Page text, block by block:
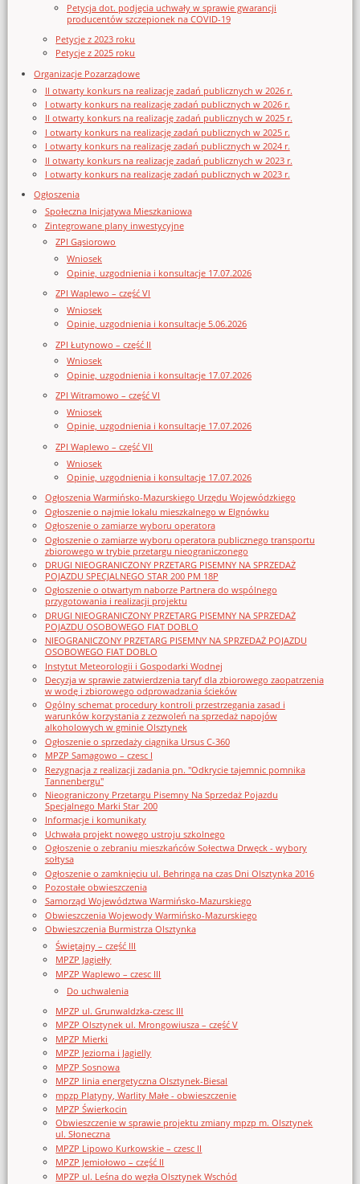
Petycja dot. podjęcia uchwały w sprawie gwarancji
producentów szczepionek na COVID-19
Petycje z 2023 roku
Petycje z 2025 roku
Organizacje Pozarządowe
II otwarty konkurs na realizację zadań publicznych w 2026 r.
I otwarty konkurs na realizację zadań publicznych w 2026 r.
II otwarty konkurs na realizację zadań publicznych w 2025 r.
I otwarty konkurs na realizację zadań publicznych w 2025 r.
I otwarty konkurs na realizację zadań publicznych w 2024 r.
II otwarty konkurs na realizację zadań publicznych w 2023 r.
I otwarty konkurs na realizację zadań publicznych w 2023 r.
Ogłoszenia
Społeczna Inicjatywa Mieszkaniowa
Zintegrowane plany inwestycyjne
ZPI Gąsiorowo
Wniosek
Opinie, uzgodnienia i konsultacje 17.07.2026
ZPI Waplewo – część VI
Wniosek
Opinie, uzgodnienia i konsultacje 5.06.2026
ZPI Łutynowo – część II
Wniosek
Opinie, uzgodnienia i konsultacje 17.07.2026
ZPI Witramowo – część VI
Wniosek
Opinie, uzgodnienia i konsultacje 17.07.2026
ZPI Waplewo – część VII
Wniosek
Opinie, uzgodnienia i konsultacje 17.07.2026
Ogłoszenia Warmińsko-Mazurskiego Urzędu Wojewódzkiego
Ogłoszenie o najmie lokalu mieszkalnego w Elgnówku
Ogłoszenie o zamiarze wyboru operatora
Ogłoszenie o zamiarze wyboru operatora publicznego transportu
zbiorowego w trybie przetargu nieograniczonego
DRUGI NIEOGRANICZONY PRZETARG PISEMNY NA SPRZEDAŻ
POJAZDU SPECJALNEGO STAR 200 PM 18P
Ogłoszenie o otwartym naborze Partnera do wspólnego
przygotowania i realizacji projektu
DRUGI NIEOGRANICZONY PRZETARG PISEMNY NA SPRZEDAŻ
POJAZDU OSOBOWEGO FIAT DOBLO
NIEOGRANICZONY PRZETARG PISEMNY NA SPRZEDAŻ POJAZDU
OSOBOWEGO FIAT DOBLO
Instytut Meteorologii i Gospodarki Wodnej
Decyzja w sprawie zatwierdzenia taryf dla zbiorowego zaopatrzenia
w wodę i zbiorowego odprowadzania ścieków
Ogólny schemat procedury kontroli przestrzegania zasad i
warunków korzystania z zezwoleń na sprzedaż napojów
alkoholowych w gminie Olsztynek
Ogłoszenie o sprzedaży ciągnika Ursus C-360
MPZP Samagowo – czesc I
Rezygnacja z realizacji zadania pn. "Odkrycie tajemnic pomnika
Tannenbergu"
Nieograniczony Przetargu Pisemny Na Sprzedaż Pojazdu
Specjalnego Marki Star_200
Informacje i komunikaty
Uchwała projekt nowego ustroju szkolnego
Ogłoszenie o zebraniu mieszkańców Sołectwa Drwęck - wybory
sołtysa
Ogłoszenie o zamknięciu ul. Behringa na czas Dni Olsztynka 2016
Pozostałe obwieszczenia
Samorząd Województwa Warmińsko-Mazurskiego
Obwieszczenia Wojewody Warmińsko-Mazurskiego
Obwieszczenia Burmistrza Olsztynka
Świętajny – część III
MPZP Jagiełły
MPZP Waplewo – czesc III
Do uchwalenia
MPZP ul. Grunwaldzka-czesc III
MPZP Olsztynek ul. Mrongowiusza – część V
MPZP Mierki
MPZP Jeziorna i Jagielly
MPZP Sosnowa
MPZP linia energetyczna Olsztynek-Biesal
mpzp Platyny, Warlity Małe - obwieszczenie
MPZP Świerkocin
Obwieszczenie w sprawie projektu zmiany mpzp m. Olsztynek
ul. Słoneczna
MPZP Lipowo Kurkowskie – czesc II
MPZP Jemiołowo – część II
MPZP ul. Leśna do węzła Olsztynek Wschód